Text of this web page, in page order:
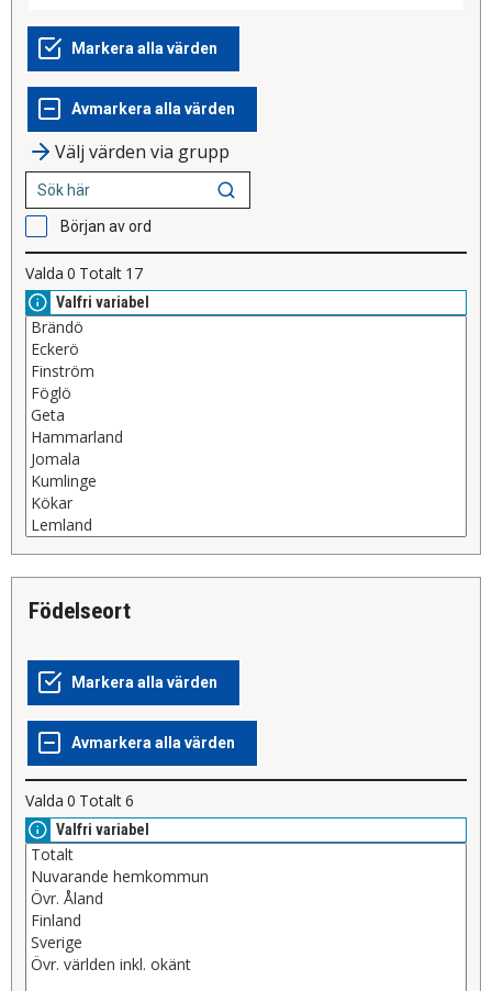
Välj värden via grupp
Början av ord
Valda 0 Totalt 17
Valfri variabel
födelseort
Valda 0 Totalt6
Valfri variabel